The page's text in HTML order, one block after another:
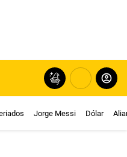
Jorge Messi Dólar